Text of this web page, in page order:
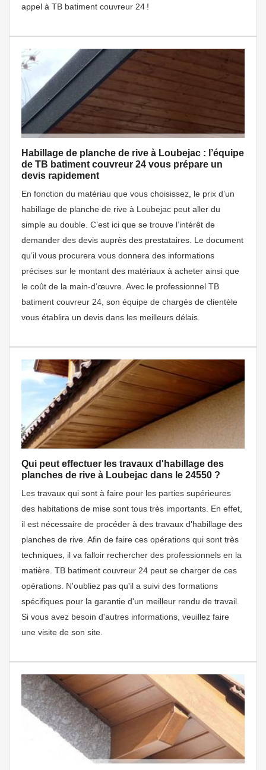
appel à TB batiment couvreur 24 !
Habillage de planche de rive à Loubejac : l’équipe
de TB batiment couvreur 24 vous prépare un
devis rapidement
En fonction du matériau que vous choisissez, le prix d’un
habillage de planche de rive à Loubejac peut aller du
simple au double. C’est ici que se trouve l’intérêt de
demander des devis auprès des prestataires. Le document
qu’il vous procurera vous donnera des informations
précises sur le montant des matériaux à acheter ainsi que
le coût de la main-d’œuvre. Avec le professionnel TB
batiment couvreur 24, son équipe de chargés de clientèle
vous établira un devis dans les meilleurs délais.
Qui peut effectuer les travaux d'habillage des
planches de rive à Loubejac dans le 24550 ?
Les travaux qui sont à faire pour les parties supérieures
des habitations de mise sont tous très importants. En effet,
il est nécessaire de procéder à des travaux d'habillage des
planches de rive. Afin de faire ces opérations qui sont très
techniques, il va falloir rechercher des professionnels en la
matière. TB batiment couvreur 24 peut se charger de ces
opérations. N'oubliez pas qu'il a suivi des formations
spécifiques pour la garantie d'un meilleur rendu de travail.
Si vous avez besoin d'autres informations, veuillez faire
une visite de son site.